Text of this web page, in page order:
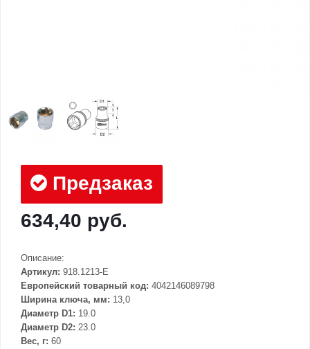
Предзаказ
634,40 руб.
Описание:
Артикул: 918.1213-E
Европейский товарный код: 4042146089798
Ширина ключа, мм: 13,0
Диаметр D1: 19.0
Диаметр D2: 23.0
Вес, г: 60